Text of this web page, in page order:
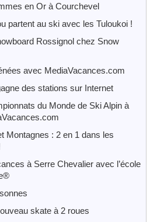
en Or à Courchevel
partent au ski avec les Tuloukoi !
Rossignol chez Snow
avec MediaVacances.com
des stations sur Internet
du Monde de Ski Alpin à
Montagnes : 2 en 1 dans les
à Serre Chevalier avec l’école
skate à 2 roues